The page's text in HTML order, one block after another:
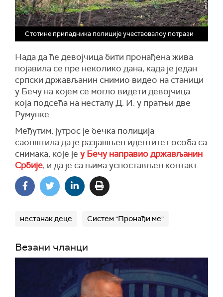
Стотине припадника полиције учествовалоу потрази
Нада да ће девојчица бити пронађена жива
појавила се пре неколико дана, када је један
српски држављанин снимио видео на станици
у Бечу на којем се могло видети девојчица
која подсећа на несталу Д. И. у пратњи две
Румунке.
Међутим, јутрос је бечка полиција
саопштила да је разјашњен идентитет особа са
снимака, које је у Бечу направио држављанин
Србије, и да је са њима успостављен контакт.
нестанак деце Систем "Пронађи ме"
Везани чланци